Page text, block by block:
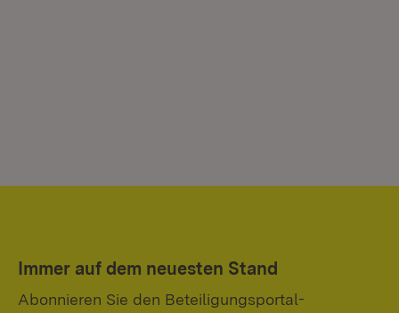
Immer auf dem neuesten Stand
Abonnieren Sie den Beteiligungsportal-